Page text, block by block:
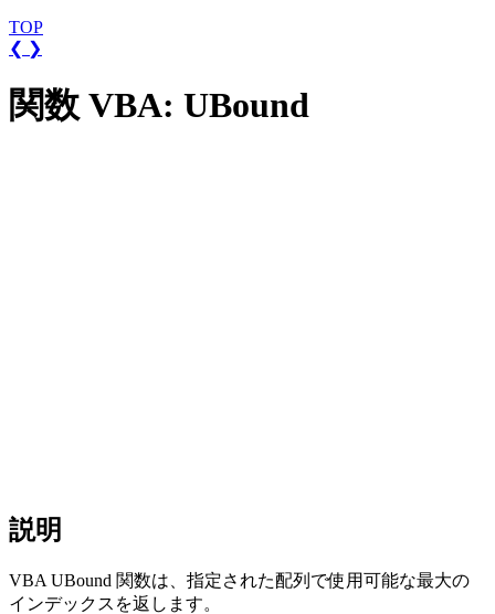
TOP
❮ ❯
関数 VBA: UBound
説明
VBA UBound 関数は、指定された配列で使用可能な最大の
インデックスを返します。